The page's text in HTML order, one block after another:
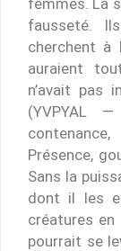
fausseté.
cherchent
auraient
n’avait pas
(YVPYAL — יופיאל), le grand prince de la
Présence,
Sans la
dont il les
créatures
pourrait se